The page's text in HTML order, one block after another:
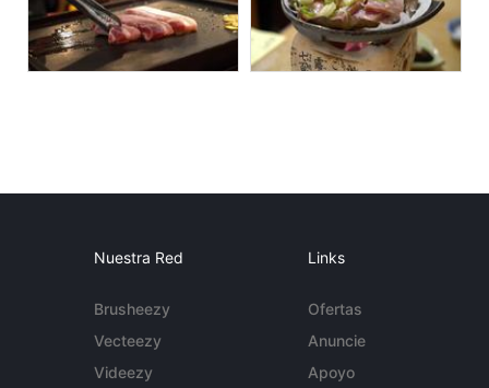
Nuestra Red
Brusheezy
Vecteezy
Videezy
Links
Ofertas
Anuncie
Apoyo